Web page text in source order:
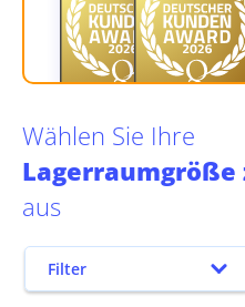
Wählen Sie Ihre
Lagerraumgröße
aus
Filter